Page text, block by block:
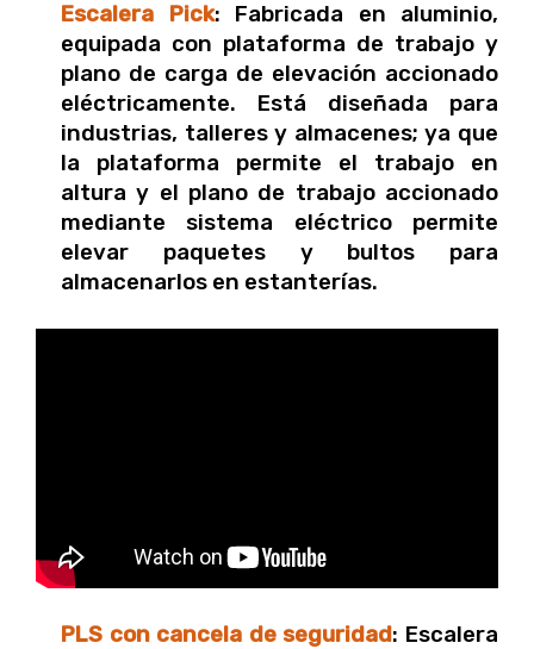
Escalera Pick: Fabricada en aluminio,
equipada con plataforma de trabajo y
plano de carga de elevación accionado
eléctricamente. Está diseñada para
industrias, talleres y almacenes; ya que
la plataforma permite el trabajo en
altura y el plano de trabajo accionado
mediante sistema eléctrico permite
elevar paquetes y bultos para
almacenarlos en estanterías.
PLS con cancela de seguridad: Escalera